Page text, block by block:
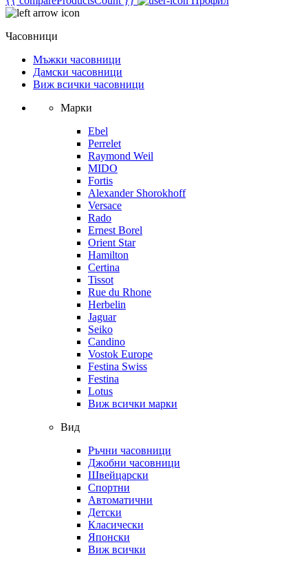
Часовници
Мъжки часовници
Дамски часовници
Виж всички часовници
Марки
Ebel
Perrelet
Raymond Weil
MIDO
Fortis
Alexander Shorokhoff
Versace
Rado
Ernest Borel
Orient Star
Hamilton
Certina
Tissot
Rue du Rhone
Herbelin
Jaguar
Seiko
Candino
Vostok Europe
Festina Swiss
Festina
Lotus
Виж всички марки
Вид
Ръчни часовници
Джобни часовници
Швейцарски
Спортни
Автоматични
Детски
Класически
Японски
Виж всички